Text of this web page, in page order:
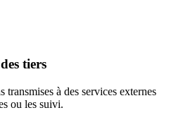
tiers
transmises à des services externes
ou les suivi.